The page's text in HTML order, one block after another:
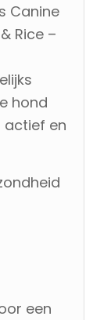
Canine
Rice –
hond
actief en
een